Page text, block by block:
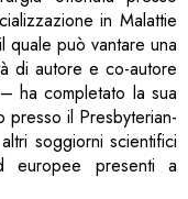
in Malattie
quale può vantare una
di autore e co-autore
ha completato la sua
presso il Presbyterian-
soggiorni scientifici
europee presenti a